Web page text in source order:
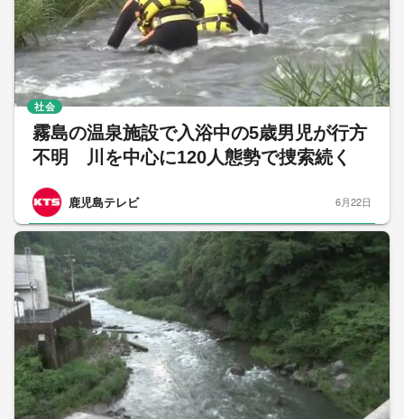
霧島の温泉施設で入浴中の5歳男児が行方
不明 川を中心に120人態勢で捜索続く
鹿児島テレビ
社会
6月22日